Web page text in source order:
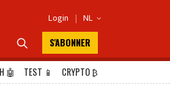
Login | NL 
 S'ABONNER
🤖 TEST 📱 CRYPTO₿